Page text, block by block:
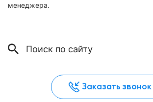
менеджера.
Заказать звонок